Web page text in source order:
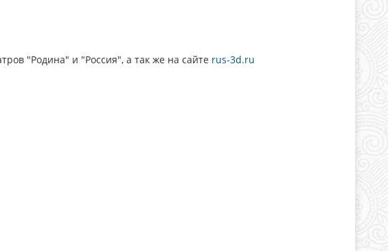
"Родина" и "Россия", а так же на сайте rus-3d.ru